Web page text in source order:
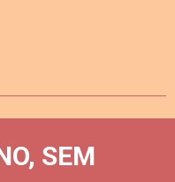
, SEM